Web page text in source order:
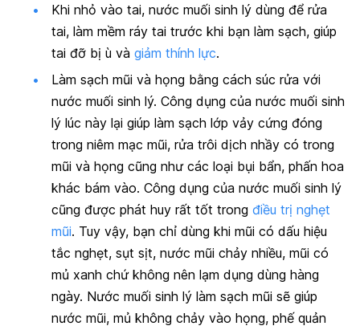
Khi nhỏ vào tai, nước muối sinh lý dùng để rửa
tai, làm mềm ráy tai trước khi bạn làm sạch, giúp
tai đỡ bị ù và giảm thính lực.
Làm sạch mũi và họng bằng cách súc rửa với
nước muối sinh lý. Công dụng của nước muối sinh
lý lúc này lại giúp làm sạch lớp vảy cứng đóng
trong niêm mạc mũi, rửa trôi dịch nhầy có trong
mũi và họng cũng như các loại bụi bẩn, phấn hoa
khác bám vào. Công dụng của nước muối sinh lý
cũng được phát huy rất tốt trong điều trị nghẹt
mũi. Tuy vậy, bạn chỉ dùng khi mũi có dấu hiệu
tắc nghẹt, sụt sịt, nước mũi chảy nhiều, mũi có
mủ xanh chứ không nên lạm dụng dùng hàng
ngày. Nước muối sinh lý làm sạch mũi sẽ giúp
nước mũi, mủ không chảy vào họng, phế quản